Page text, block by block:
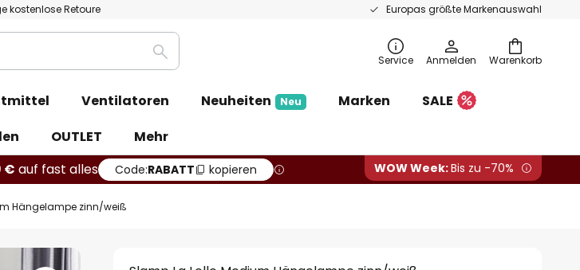
kostenlose Retoure Europas größte Markenauswahl
Warenkorb
Suche Service Anmelden
Ventilatoren Neuheiten Neu Marken
SALE
OUTLET
Mehr
€ auf fast alles Code:RABATT kopieren WOW Week:Bis zu -70%
Hängelampe zinn/weiß